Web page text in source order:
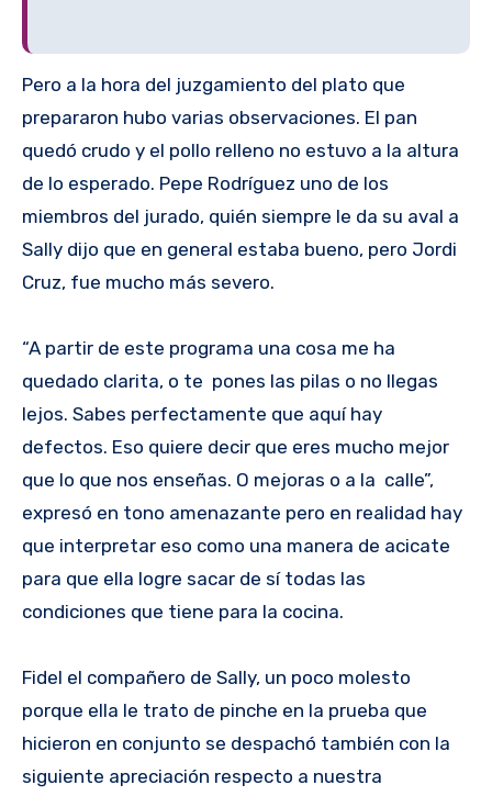
Pero a la hora del juzgamiento del plato que
prepararon hubo varias observaciones. El pan
quedó crudo y el pollo relleno no estuvo a la altura
de lo esperado. Pepe Rodríguez uno de los
miembros del jurado, quién siempre le da su aval a
Sally dijo que en general estaba bueno, pero Jordi
Cruz, fue mucho más severo.
“A partir de este programa una cosa me ha
quedado clarita, o te pones las pilas o no llegas
lejos. Sabes perfectamente que aquí hay
defectos. Eso quiere decir que eres mucho mejor
que lo que nos enseñas. O mejoras o a la calle”,
expresó en tono amenazante pero en realidad hay
que interpretar eso como una manera de acicate
para que ella logre sacar de sí todas las
condiciones que tiene para la cocina.
Fidel el compañero de Sally, un poco molesto
porque ella le trato de pinche en la prueba que
hicieron en conjunto se despachó también con la
siguiente apreciación respecto a nuestra